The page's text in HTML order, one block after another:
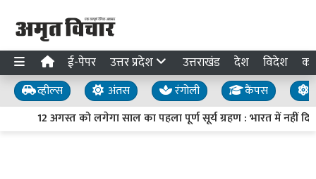
ई-पेपर उत्तर प्रदेश उत्तराखंड देश विदेश
व्हील्स अंतस रंगोली कैंपस
12 अगस्त को लगेगा साल का पहला पूर्ण सूर्य ग्रहण : भारत में नहीं